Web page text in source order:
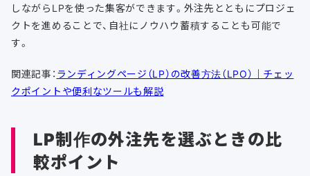
しながらLPを使った集客ができます。外注先とともにプロジェ
クトを進めることで、自社にノウハウ蓄積することも可能で
す。
関連記事： ランディングページ（LP）の改善方法（LPO）｜チェッ
クポイントや便利なツールも解説
LP制作の外注先を選ぶときの比
較ポイント